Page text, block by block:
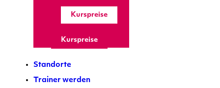
Kurspreise
Kurspreise
Standorte
Trainer werden